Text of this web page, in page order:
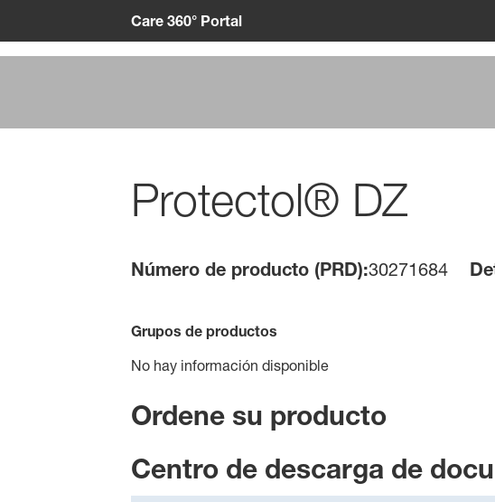
Care 360° Portal
Protectol® DZ
Número de producto (PRD):30271684
Grupos de productos
No hay información disponible
Ordene su producto
Centro de descarga de